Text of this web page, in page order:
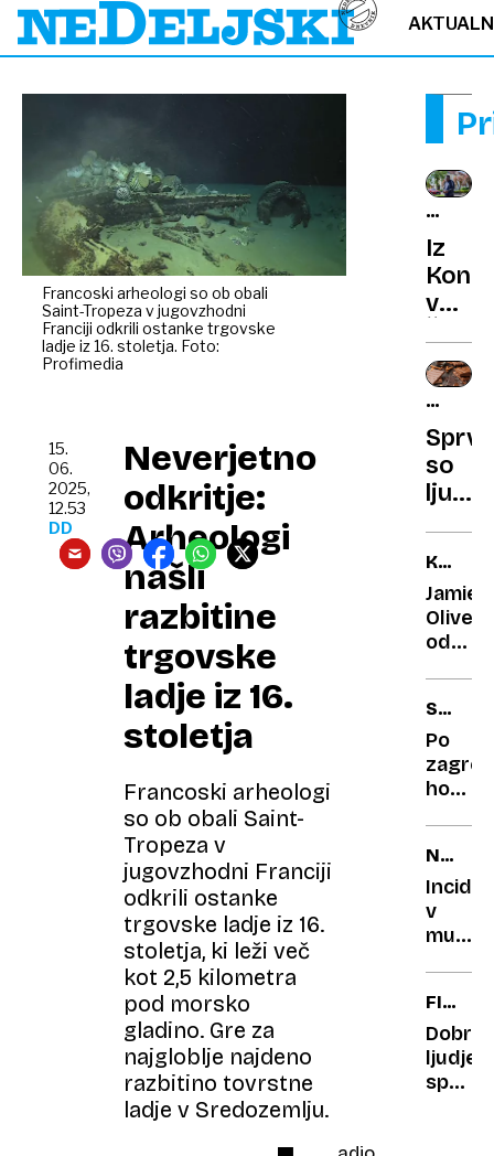
Francoski arheologi so ob obali
Saint-Tropeza v jugovzhodni
Franciji odkrili ostanke trgovske
ladje iz 16. stoletja. Foto:
Profimedia
Neverjetno
odkritje:
Arheologi
našli
razbitine
trgovske
ladje iz 16.
stoletja
Francoski arheologi
so ob obali Saint-
Tropeza v
jugovzhodni Franciji
odkrili ostanke
trgovske ladje iz 16.
stoletja, ki leži več
kot 2,5 kilometra
pod morsko
gladino. Gre za
najgloblje najdeno
razbitino tovrstne
ladje v Sredozemlju.
15.
06.
2025,
12.53
DD
V
Iz
v
Ni
vedel,
kje
leži
je
Luko
O
Sprva
so
ljudi
gorje
Jamie
Oliver
odprl
v
Črni
gori
SREDI
MESTA
Po
hotelu
IN
POL
v
stol
s
kristali
– in
ZA
MAJ
Dobri
ljudje